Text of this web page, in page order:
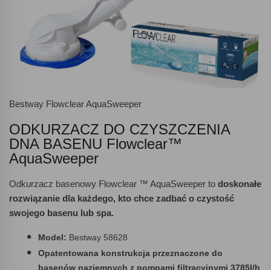
Bestway Flowclear AquaSweeper
ODKURZACZ DO CZYSZCZENIA
DNA BASENU Flowclear™
AquaSweeper
Odkurzacz basenowy Flowclear ™ AquaSweeper to doskonałe
rozwiązanie dla każdego, kto chce zadbać o czystość
swojego basenu lub spa.
Model: Bestway 58628
Opatentowana konstrukcja przeznaczone do
basenów naziemnych z pompami filtracyjnymi 3785l/h